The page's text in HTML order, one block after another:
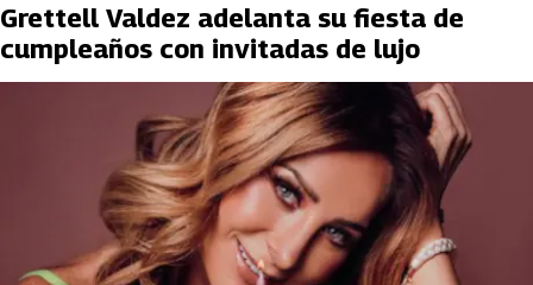
Grettell Valdez adelanta su fiesta de
cumpleaños con invitadas de lujo